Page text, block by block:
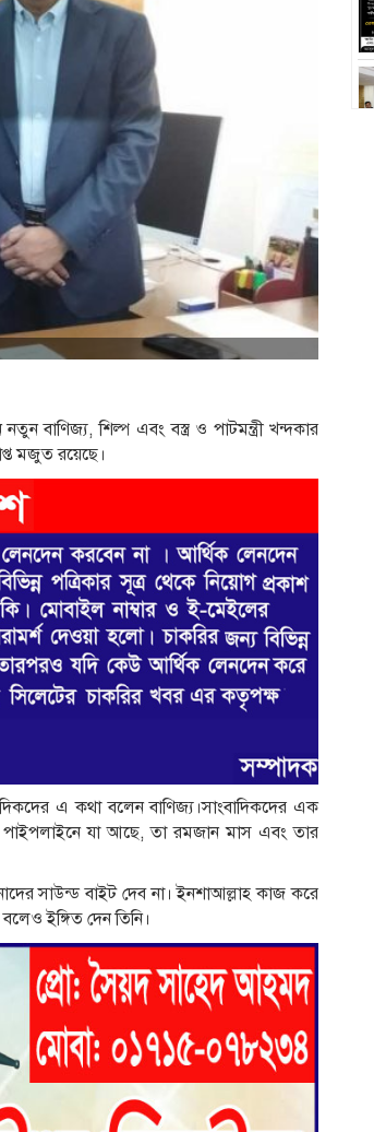
বাণিজ্য, শিল্প এবং বস্ত্র ও পাটমন্ত্রী খন্দকার
মজুত রয়েছে।
এ কথা বলেন বাণিজ্য।সাংবাদিকদের এক
পাইপলাইনে যা আছে, তা রমজান মাস এবং তার
সাউন্ড বাইট দেব না। ইনশাআল্লাহ কাজ করে
ইঙ্গিত দেন তিনি।